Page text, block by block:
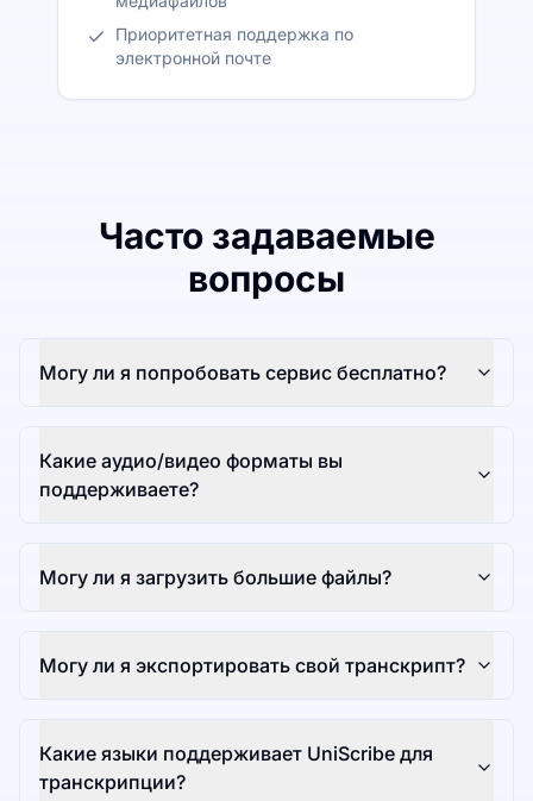
Приоритетная поддержка по
электронной почте
Часто задаваемые
вопросы
Могу ли я попробовать сервис бесплатно?
Какие аудио/видео форматы вы
поддерживаете?
Могу ли я загрузить большие файлы?
Могу ли я экспортировать свой транскрипт?
Какие языки поддерживает UniScribe для
транскрипции?